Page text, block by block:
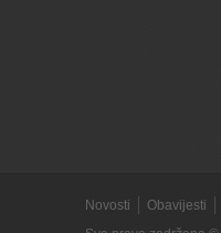
Novosti Obavijesti